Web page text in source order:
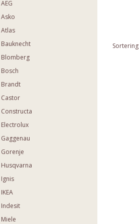
AEG
Asko
Atlas
Bauknecht
Blomberg
Bosch
Brandt
Castor
Constructa
Electrolux
Gaggenau
Gorenje
Husqvarna
Ignis
IKEA
Indesit
Miele